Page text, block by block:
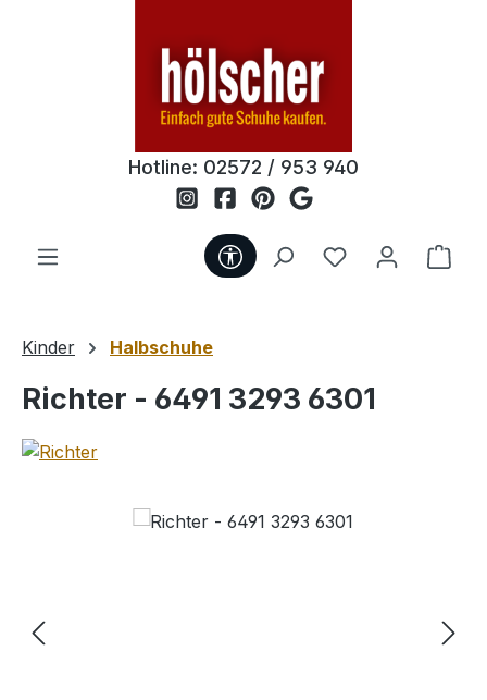
Hotline: 02572 / 953 940
Werkzeugleiste anzeigen
Du hast 0
Kinder Halbschuhe
Richter - 6491 3293 6301
Bildergalerie überspringen